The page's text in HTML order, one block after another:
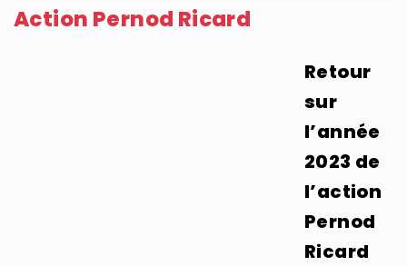
Action Pernod Ricard
Retour
sur
l’année
2023 de
l’action
Pernod
Ricard